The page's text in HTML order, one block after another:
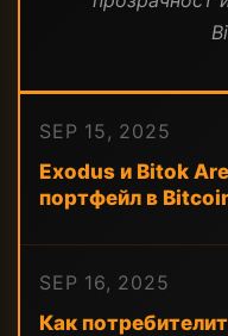
SEP 15, 2025
Exodus и Bitok
портфейл в
SEP 16, 2025
Как